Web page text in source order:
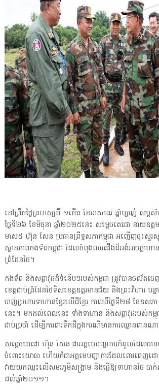
នៅព្រឹកថ្ងៃព្រហស្បតិ៍ ១កើត ខែអាសាឍ ឆ្នាំម្សាញ់ សប្
ថ្ងៃទី២៦ ខែមិថុនា ឆ្នាំ២០២៥នេះ សម្តេចតេជោ នាយឧ
មាស៥ ហ៊ុន សែន ប្រធានព្រឹទ្ធសភាកម្ពុជា អញ្ជើញចុះសួរ
ស្ថានភាពកងទ័ពកម្ពុជា ដែលកំពុងឈរជើងដ៏អង់អាចក្លាហា
ព្រំដែនថៃ។
កងទ័ព និងសព្វាវុធដ៏ទំនើបៗរបស់កម្ពុជា ត្រូវបានចល័តចេ
ខេត្តជាប់ព្រំដែនថៃទិសខេត្តឧត្តរមានជ័យ និងព្រះវិហារ
បាញ់ប្រហារទាហានខ្មែរលើដីខ្មែរ កាលពីថ្ងៃទី២៨ ខែឧសភ
នេះ។ មកដល់ពេលនេះ ទាំងទាហាន និងសព្វាវុធរបស់កម្ពុ
ជាប់ប្រចាំ ដើម្បីការពារទឹកដីក្នុងករណីមានការឈ្លានពា
សម្តេចតេជោ ហ៊ុន សែន ជាអគ្គមេបញ្ជាការកំពូលដែលបាន
ចំពោះយោធា ហើយក៏ជាអគ្គមេបញ្ជាការដែលពោរពេញដោ
វាយយកឈ្នះលើសមរភូមិសង្គ្រាម និងធ្វើឱ្យទាហានថៃ បា
ដល់ឆ្នាំ២០១១។